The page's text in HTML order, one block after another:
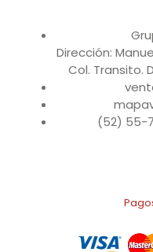
Dirección:
Col. Transito.
(52) 55-